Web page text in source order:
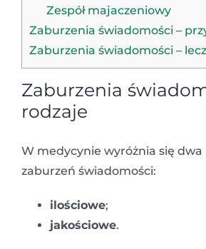
Zespół majaczeniowy
Zaburzenia świadomości –
Zaburzenia świadomości –
Zaburzenia
rodzaje
W medycynie wyróżnia się dwa
zaburzeń świadomości:
ilościowe;
jakościowe.